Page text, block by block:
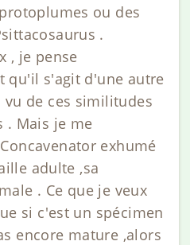
ou des
.
, je pense
qu'il s'agit d'une autre
vu de ces similitudes
. Mais je me
exhumé
adulte ,sa
. Ce que je veux
si c'est un spécimen
encore mature ,alors